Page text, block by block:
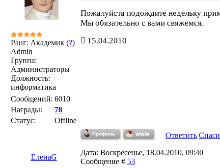
Ранг: Академик (?)
Admin
Группа:
Администраторы
Должность:
информатика
Сообщений: 6010
Награды:
78
Статус:
Offline
Пожалуйста подождите недельку
Мы обязательно с вами свяжемся.
15.04.2010
Ответить
ЕленаG
Дата: Воскресенье, 18.04.2010, 09:40 |
Сообщение # 53